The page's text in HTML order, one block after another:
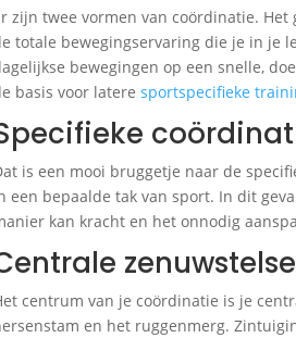
zijn twee vormen van coördinatie.
totale bewegingservaring die je in je
bewegingen op een snelle,
basis voor lateresportspecifieke
is een mooi bruggetje naar de
een bepaalde tak van sport. In dit
kan kracht en het onnodig
centrum van je coördinatie is je
en het ruggenmerg.